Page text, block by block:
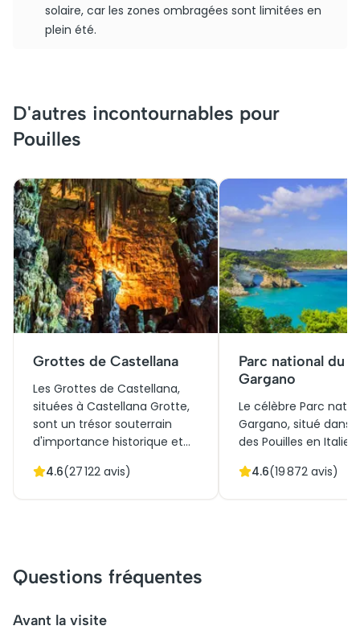
solaire, car les zones ombragées sont limitées en
plein été.
D'autres incontournables pour
Pouilles
Grottes de Castellana
Les Grottes de Castellana,
situées à Castellana Grotte,
sont un trésor souterrain
d'importance historique et
1938, ces formations
admirer les stalactites et
stalagmites qui ornent les
de leur popularité croissante,
4.6(27 122 avis)
Parc national du
Gargano
Le célèbre Parc
Gargano, situé dans
des Pouilles en Italie,
pour les amoureux
4.6(19 872 avis)
Questions fréquentes
Avant la visite